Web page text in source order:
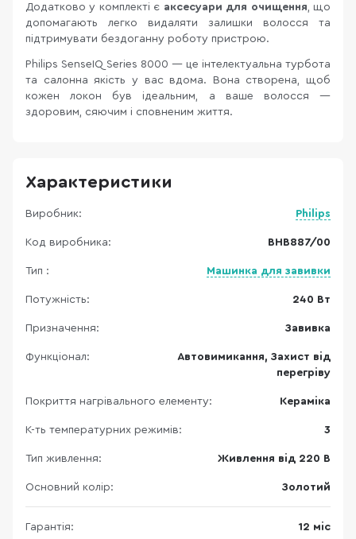
Додатково у комплекті є аксесуари для очищення, що
допомагають легко видаляти залишки волосся та
підтримувати бездоганну роботу пристрою.
Philips SenseIQ Series 8000 — це інтелектуальна турбота
та салонна якість у вас вдома. Вона створена, щоб
кожен локон був ідеальним, а ваше волосся —
здоровим, сяючим і сповненим життя.
Характеристики
Виробник: Philips
Код виробника: BHB887/00
Тип : Машинка для завивки
Потужність: 240 Вт
Призначення: Завивка
Функціонал:
Автовимикання, Захист від
перегріву
Покриття нагрівального елементу: Кераміка
К-ть температурних режимів: 3
Тип живлення: Живлення від 220 В
Основний колір: Золотий
Гарантія: 12 міс